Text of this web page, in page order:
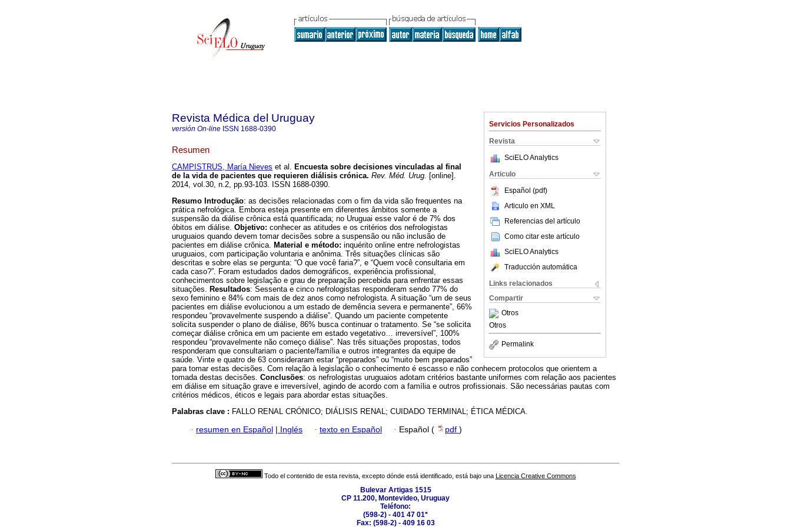
Servicios Personalizados
Revista
SciELO Analytics
Articulo
Español (pdf)
Articulo en XML
Referencias del artículo
Como citar este artículo
SciELO Analytics
Traducción automática
Links relacionados
Compartir
Otros
Otros
Permalink
Revista Médica del Uruguay
versión On-line ISSN 1688-0390
Resumen
CAMPISTRUS, María Nieves et al. Encuesta sobre decisiones vinculadas al final
de la vida de pacientes que requieren diálisis crónica. Rev. Méd. Urug. [online].
2014, vol.30, n.2, pp.93-103. ISSN 1688-0390.
Resumo Introdução: as decisões relacionadas com o fim da vida são frequentes na
prática nefrológica. Embora esteja presente em diferentes âmbitos somente a
suspensão da diálise crônica está quantificada; no Uruguai esse valor é de 7% dos
óbitos em diálise. Objetivo: conhecer as atitudes e os critérios dos nefrologistas
uruguaios quando devem tomar decisões sobre a suspensão ou não inclusão de
pacientes em diálise crônica. Material e método: inquérito online entre nefrologistas
uruguaios, com participação voluntaria e anônima. Três situações clínicas são
descritas e sobre elas se pergunta: “O que você faria?”, e “Quem você consultaria em
cada caso?”. Foram estudados dados demográficos, experiência profissional,
conhecimentos sobre legislação e grau de preparação percebida para enfrentar essas
situações. Resultados: Sessenta e cinco nefrologistas responderam sendo 77% do
sexo feminino e 84% com mais de dez anos como nefrologista. A situação “um de seus
pacientes em diálise evolucionou a um estado de demência severa e permanente”, 66%
respondeu “provavelmente suspendo a diálise”. Quando um paciente competente
solicita suspender o plano de diálise, 86% busca continuar o tratamento. Se “se solicita
começar diálise crônica em um paciente em estado vegetativo… irreversível”, 100%
respondeu “provavelmente não começo diálise”. Nas três situações propostas, todos
responderam que consultariam o paciente/família e outros integrantes da equipe de
saúde. Vinte e quatro de 63 consideraram estar “preparados” ou “muito bem preparados”
para tomar estas decisões. Com relação à legislação o conhecimento é escasso e não conhecem protocolos que orientem a
tomada destas decisões. Conclusões: os nefrologistas uruguaios adotam critérios bastante uniformes com relação aos pacientes
em diálise em situação grave e irreversível, agindo de acordo com a família e outros profissionais. São necessárias pautas com
critérios médicos, éticos e legais para abordar estas situações.
Palabras clave : FALLO RENAL CRÓNICO; DIÁLISIS RENAL; CUIDADO TERMINAL; ÉTICA MÉDICA.
· resumen en Español | Inglés · texto en Español · Español ( pdf )
Todo el contenido de esta revista, excepto dónde está identificado, está bajo una Licencia Creative Commons
Bulevar Artigas 1515
CP 11.200, Montevideo, Uruguay
Teléfono:
(598-2) - 401 47 01*
Fax: (598-2) - 409 16 03